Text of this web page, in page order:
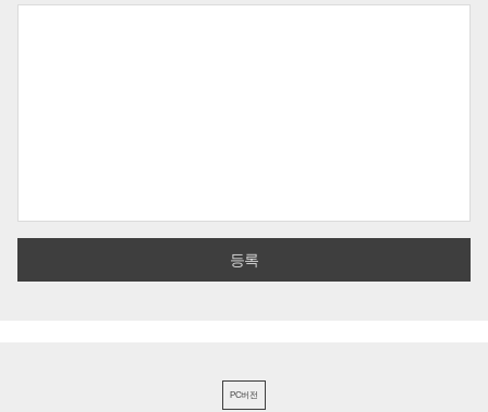
PC버전